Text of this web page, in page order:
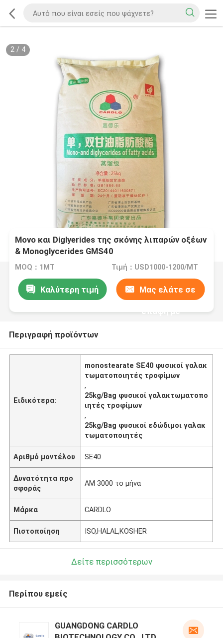
2/ 4
Μονο και Diglyerides της σκόνης λιπαρών οξέων
& Monoglycerides GMS40
MOQ：1MT Τιμή：USD1000-1200/MT
Καλύτερη τιμή Μας ελάτε σε
επαφή με
Περιγραφή προϊόντων
Ειδικότερα:
monostearate SE40 φυσικοί γαλακ
τωματοποιητές τροφίμων
,
25kg/Bag φυσικοί γαλακτωματοπο
ιητές τροφίμων
,
25kg/Bag φυσικοί εδώδιμοι γαλακ
τωματοποιητές
Αριθμό μοντέλου SE40
Δυνατότητα προ
σφοράς
ΑΜ 3000 το μήνα
Μάρκα CARDLO
Πιστοποίηση ISO,HALAL,KOSHER
Δείτε περισσότερων
Περίπου εμείς
GUANGDONG CARDLO